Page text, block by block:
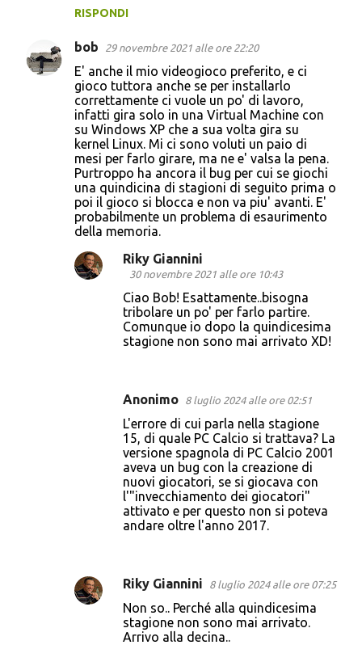
RISPONDI
bob 29 novembre 2021 alle ore 22:20
E' anche il mio videogioco preferito, e ci
gioco tuttora anche se per installarlo
correttamente ci vuole un po' di lavoro,
infatti gira solo in una Virtual Machine con
su Windows XP che a sua volta gira su
kernel Linux. Mi ci sono voluti un paio di
mesi per farlo girare, ma ne e' valsa la pena.
Purtroppo ha ancora il bug per cui se giochi
una quindicina di stagioni di seguito prima o
poi il gioco si blocca e non va piu' avanti. E'
probabilmente un problema di esaurimento
della memoria.
Riky Giannini
30 novembre 2021 alle ore 10:43
Ciao Bob! Esattamente..bisogna
tribolare un po' per farlo partire.
Comunque io dopo la quindicesima
stagione non sono mai arrivato XD!
Anonimo 8 luglio 2024 alle ore 02:51
L'errore di cui parla nella stagione
15, di quale PC Calcio si trattava? La
versione spagnola di PC Calcio 2001
aveva un bug con la creazione di
nuovi giocatori, se si giocava con
l'"invecchiamento dei giocatori"
attivato e per questo non si poteva
andare oltre l'anno 2017.
Riky Giannini 8 luglio 2024 alle ore 07:25
Non so.. Perché alla quindicesima
stagione non sono mai arrivato.
Arrivo alla decina..